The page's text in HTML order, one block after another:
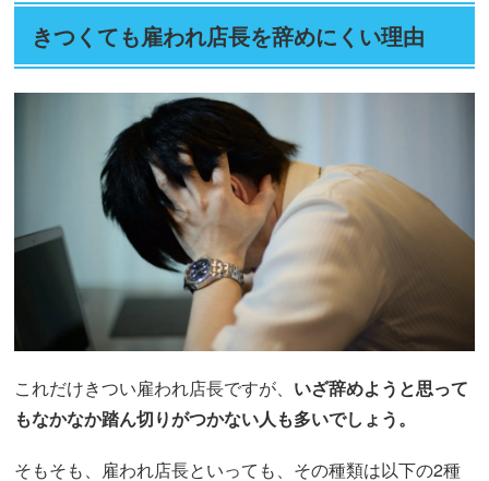
きつくても雇われ店長を辞めにくい理由
これだけきつい雇われ店長ですが、 いざ辞めようと思って
もなかなか踏ん切りがつかない人も多いでしょう。
そもそも、雇われ店長といっても、その種類は以下の2種